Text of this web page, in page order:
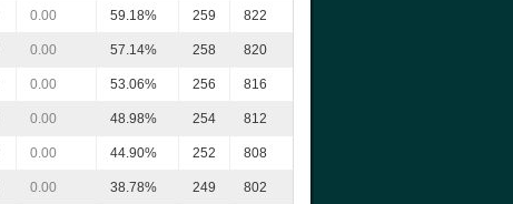
0.00 59.18% 259 822
0.00 57.14% 258 820
0.00 53.06% 256 816
0.00 48.98% 254 812
0.00 44.90% 252 808
0.00 38.78% 249 802